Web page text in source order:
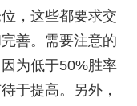
，这些都要求交
善。需要注意的
为低于50%胜率
于提高。另外，